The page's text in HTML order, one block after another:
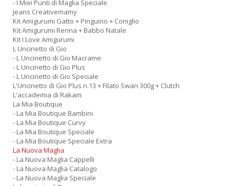
- I Miei Punti di Maglia Speciale
Jeans Creativemamy
Kit Amigurumi Gatto + Pinguino + Coniglio
Kit Amigurumi Renna + Babbo Natale
Kit I Love Amigurumi
L Uncinetto di Gio
- L Uncinetto di Gio Macrame
- L Uncinetto di Gio Plus
- L Uncinetto di Gio Speciale
L'Uncinetto di Gio Plus n.13 + Filato Swan 300g + Clutch
L'accademia di Rakam
La Mia Boutique
- La Mia Boutique Bambini
- La Mia Boutique Curvy
- La Mia Boutique Speciale
- La Mia Boutique Speciale Extra
La Nuova Maglia
- La Nuova Maglia Cappelli
- La Nuova Maglia Catalogo
- La Nuova Maglia Speciale